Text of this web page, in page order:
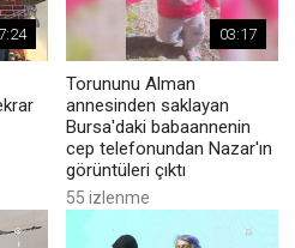
03:17
Torununu Alman
annesinden saklayan
Bursa'daki babaannenin
cep telefonundan Nazar'ın
görüntüleri çıktı
55 izlenme